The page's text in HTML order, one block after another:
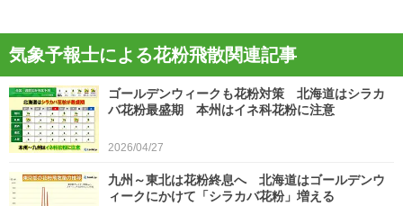
気象予報士による花粉飛散関連記事
ゴールデンウィークも花粉対策 北海道はシラカ
バ花粉最盛期 本州はイネ科花粉に注意
2026/04/27
九州～東北は花粉終息へ 北海道はゴールデンウ
ィークにかけて「シラカバ花粉」増える